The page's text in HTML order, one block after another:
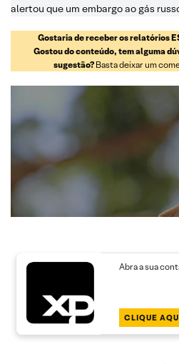
alertou que um embargo ao gás
Gostaria de receber os relatórios
Gostou do conteúdo, tem alguma
sugestão?Basta deixar um
Abra a sua
CLIQUE